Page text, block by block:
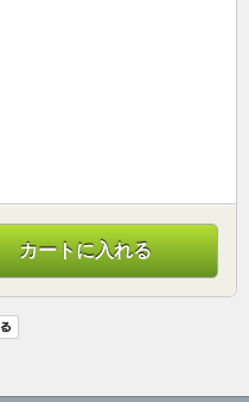
カートに入れる